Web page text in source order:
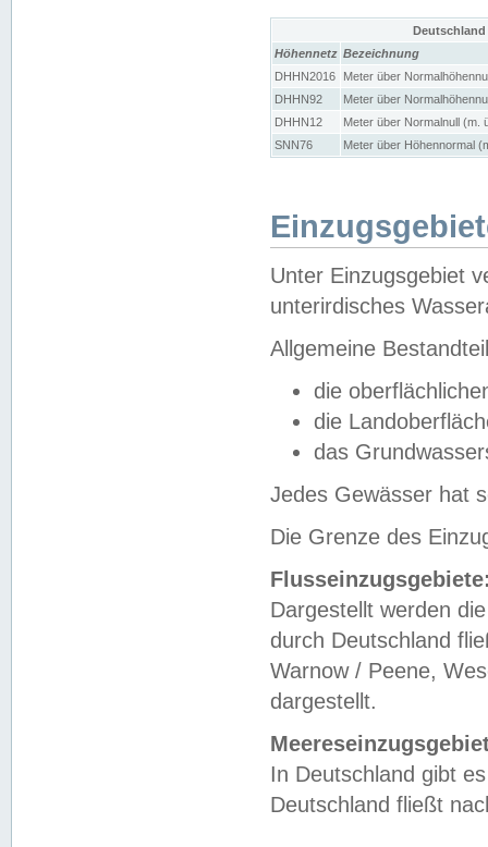
Höhennetz Bezeichnung
DHHN2016
Meter über
DHHN92
Meter über
DHHN12
Meter über Normalnull (m.
SNN76
Meter über Höhennormal
Unter Einzugsgebiet
unterirdisches
Allgemeine
die
die
das
Jedes Gewässer hat
Die Grenze des
Dargestellt werden
durch Deutschland
Warnow / Peene,
dargestellt.
In Deutschland gibt
Deutschland fließt